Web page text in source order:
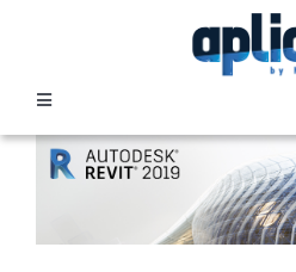
Toggle
Navigation
SECTEURS
FORMATION